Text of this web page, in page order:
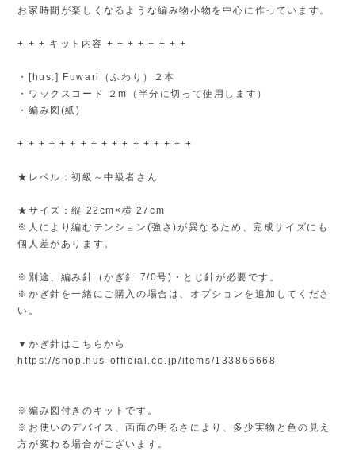
お家時間が楽しくなるような編み物小物を中心に作っています。
+ + + キット内容 + + + + + + + +
・[hus:] Fuwari（ふわり）２本
・ワックスコード ２m（半分に切って使用します）
・編み図(紙)
+ + + + + + + + + + + + + + + + +
★レベル：初級～中級者さん
★サイズ：縦 22cm×横 27cm
※人により編むテンション(強さ)が異なるため、完成サイズにも
個人差があります。
※別途、編み針（かぎ針 7/0号)・とじ針が必要です。
※かぎ針を一緒にご購入の場合は、オプションを追加してくださ
い。
▼かぎ針はこちらから
https://shop.hus-official.co.jp/items/133866668
※編み図付きのキットです。
※お使いのデバイス、画面の明るさにより、多少実物と色の見え
方が変わる場合がございます。